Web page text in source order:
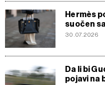
Hermès
suočen
30.07.2026
Da li bi
pojavi na